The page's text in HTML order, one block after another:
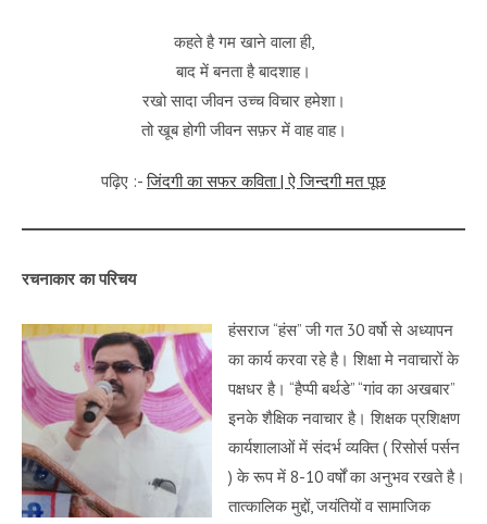
कहते है गम खाने वाला ही,
बाद में बनता है बादशाह।
रखो सादा जीवन उच्च विचार‌ हमेशा।
तो खूब होगी जीवन सफ़र में वाह वाह।
पढ़िए :-जिंदगी का सफर कविता | ऐ जिन्दगी मत पूछ
रचनाकार का परिचय
हंसराज “हंस” जी गत 30 वर्षो से अध्यापन
का कार्य करवा रहे है। शिक्षा मे नवाचारों के
पक्षधर है। “हैप्पी बर्थडे” “गांव का अखबार”
इनके शैक्षिक नवाचार है। शिक्षक प्रशिक्षण
कार्यशालाओं में संदर्भ व्यक्ति ( रिसोर्स पर्सन
) के रूप में 8-10 वर्षों का अनुभव रखते है।
तात्कालिक मुद्दों, जयंतियों व सामाजिक